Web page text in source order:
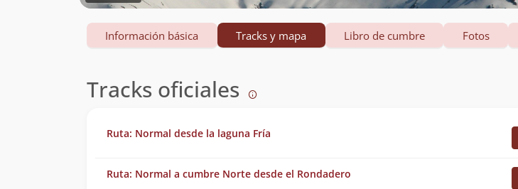
Información básica Tracks y mapa Libro de cumbre Fotos
Tracks oficiales
Ruta: Normal desde la laguna Fría
Ruta: Normal a cumbre Norte desde el Rondadero